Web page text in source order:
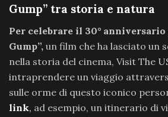
Gump” tra storia e natura
Per celebrare il 30°
Gump”, un film che ha lasciato un
nella storia del cinema, Visit The
intraprendere un viaggio
sulle orme di questo iconico
link, ad esempio, un itinerario di